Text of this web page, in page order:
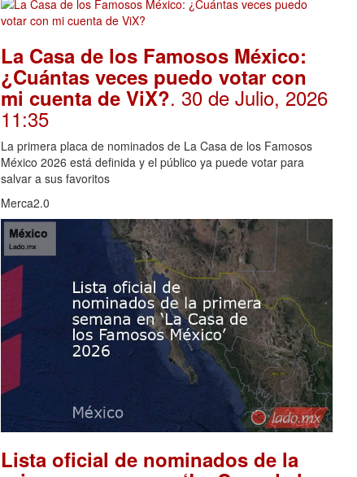
La Casa de los Famosos México:
¿Cuántas veces puedo votar con
mi cuenta de ViX?. 30 de Julio, 2026
11:35
La primera placa de nominados de La Casa de los Famosos
México 2026 está definida y el público ya puede votar para
salvar a sus favoritos
Merca2.0
Lista oficial de nominados de la